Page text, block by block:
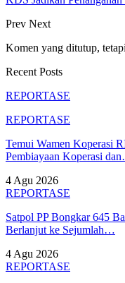
Prev Next
Komen yang ditutup, tetapi
Recent Posts
REPORTASE
REPORTASE
Temui Wamen Koperasi
Pembiayaan Koperasi
4 Agu 2026
REPORTASE
Satpol PP Bongkar 645
Berlanjut ke Sejumlah…
4 Agu 2026
REPORTASE